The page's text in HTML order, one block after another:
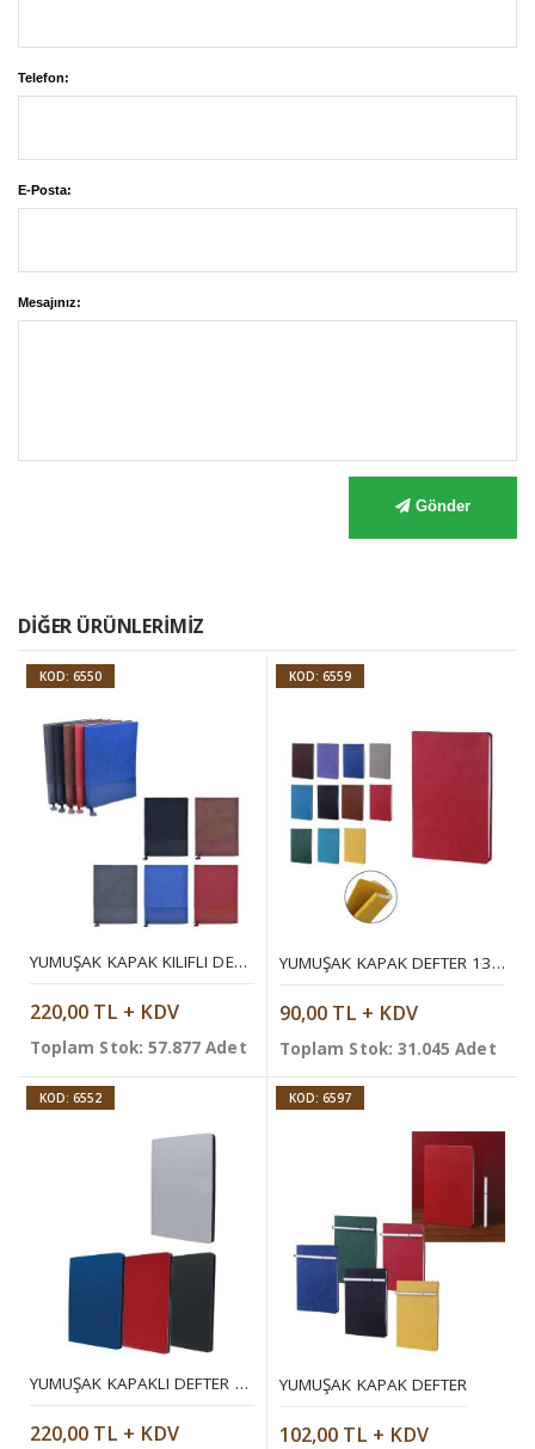
Telefon:
E-Posta:
Mesajınız:
Gönder
DIĞER ÜRÜNLERIMIZ
KOD: 6550
YUMUŞAK KAPAK KILIFLI DEFTER 16 X 22 CM
220,00 TL + KDV
Toplam Stok: 57.877 Adet
KOD: 6559
YUMUŞAK KAPAK DEFTER 13X21 CM
90,00 TL + KDV
Toplam Stok: 31.045 Adet
KOD: 6552
YUMUŞAK KAPAKLI DEFTER 14,2 X 21 CM
220,00 TL + KDV
KOD: 6597
YUMUŞAK KAPAK DEFTER
102,00 TL + KDV